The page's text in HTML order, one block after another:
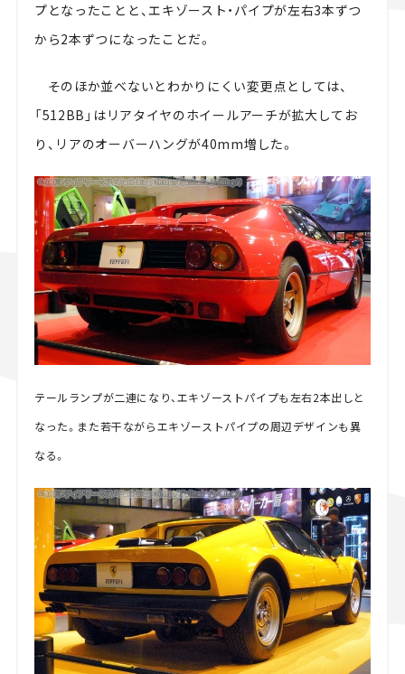
プとなったことと、エキゾースト・パイプが左右3本ずつ
から2本ずつになったことだ。
そのほか並べないとわかりにくい変更点としては、
「512BB」はリアタイヤのホイールアーチが拡大してお
り、リアのオーバーハングが40mm増した。
テールランプが二連になり、エキゾーストパイプも左右2本出しと
なった。また若干ながらエキゾーストパイプの周辺デザインも異
なる。